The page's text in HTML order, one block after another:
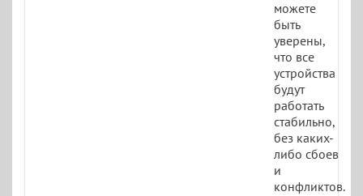
можете
быть
уверены,
что все
устройства
будут
работать
стабильно,
без каких-
либо сбоев
и
конфликтов.